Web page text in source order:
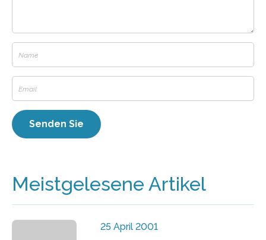
Meistgelesene Artikel
25 April 2001